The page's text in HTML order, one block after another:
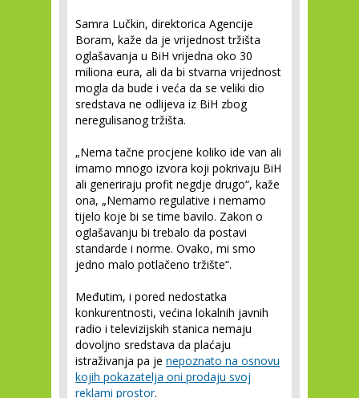
Samra Lučkin, direktorica Agencije
Boram, kaže da je vrijednost tržišta
oglašavanja u BiH vrijedna oko 30
miliona eura, ali da bi stvarna vrijednost
mogla da bude i veća da se veliki dio
sredstava ne odlijeva iz BiH zbog
neregulisanog tržišta.
„Nema tačne procjene koliko ide van ali
imamo mnogo izvora koji pokrivaju BiH
ali generiraju profit negdje drugo“, kaže
ona, „Nemamo regulative i nemamo
tijelo koje bi se time bavilo. Zakon o
oglašavanju bi trebalo da postavi
standarde i norme. Ovako, mi smo
jedno malo potlačeno tržište“.
Međutim, i pored nedostatka
konkurentnosti, većina lokalnih javnih
radio i televizijskih stanica nemaju
dovoljno sredstava da plaćaju
istraživanja pa je nepoznato na osnovu
kojih pokazatelja oni prodaju svoj
reklami prostor.